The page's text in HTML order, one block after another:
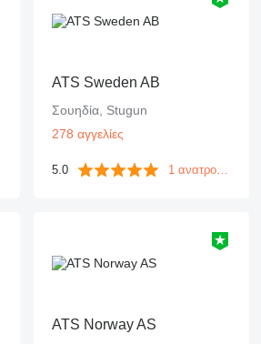
ATS Sweden AB
Σουηδία, Stugun
278 αγγελίες
5.0 1 ανατροφοδότηση
ATS Norway AS